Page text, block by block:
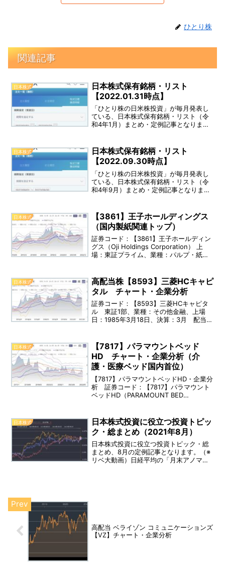
ひとり株
関連記事
日本株式
日本株式保有銘柄・リスト
【2022.01.31時点】
「ひとり株の日米株投資」が毎月発表し
ている、日本株式保有銘柄・リスト（令
和4年1月）まとめ・定例記事となりま
日本株式
日本株式保有銘柄・リスト
【2022.09.30時点】
「ひとり株の日米株投資」が毎月発表し
ている、日本株式保有銘柄・リスト（令
和4年9月）まとめ・定例記事となりま
日本株式
【3861】王子ホールディングス
（国内製紙関連トップ）
証券コード：【3861】王子ホールディン
グス（Oji Holdings Corporation） 上
場：東証プライム、業種：パルプ・紙、
容：王子ホールディングスは、紙製造業
者です。
日本株式
高配当株【8593】三菱HCキャピ
タル チャート・企業分析
証券コード：【8593】三菱HCキャピタ
ル 東証1部、業種：その他金融、上場
日：1985年3月18日、決算：3月 配当利
（旧名：三菱UFJリース）は機械、器具
備品等のリース・割賦販売取引・金銭の
貸付等の金融取引を営む。
日本株式
【7817】パラマウントベッド
HD チャート・企業分析（介
護・医療ベッド国内首位）
【7817】パラマウントベッドHD・企業分
析 証券コード：【7817】パラマウント
ベッドHD（PARAMOUNT BED
2011年10月01日、決算：3月 配当利回
り：2.70％（実績） 事業内容：パラマ
ウントベッドHDグループは同社と子会社
15社
日本株式
日本株式投資に役立つ投資トピッ
ク・総まとめ（2021年8月）
日本株式投資に役立つ投資トピック・総
まとめ、8月の定例記事となります。（※
リベ大動画）日経平均の「月末アノマリ
高配当 ベライゾン コミュニケーションズ
【VZ】チャート・企業分析